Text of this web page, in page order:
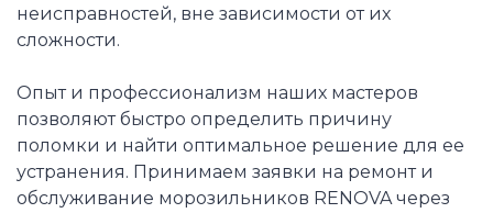
неисправностей, вне зависимости от их
сложности.
Опыт и профессионализм наших мастеров
позволяют быстро определить причину
поломки и найти оптимальное решение для ее
устранения. Принимаем заявки на ремонт и
обслуживание морозильников RENOVA через